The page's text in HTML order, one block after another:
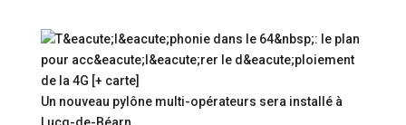
Un nouveau pylône multi-opérateurs sera installé à